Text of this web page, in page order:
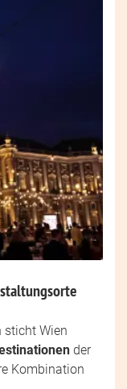
sticht Wien
der
Kombination